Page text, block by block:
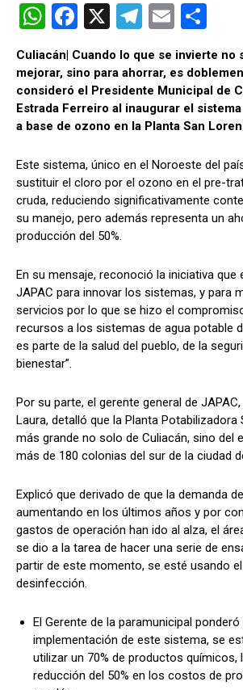
W
h
at
s
A
p
F
a
ce
b
o
k
X
T
e
gr
a
E
m
ail m
p
ar
Culiacán| Cuando lo que se invierte no
mejorar, sino para ahorrar, es
consideró el Presidente Municipal de
Estrada Ferreiro al inaugurar el
a base de ozono en la Planta San
Este sistema, único en el Noroeste del
sustituir el cloro por el ozono en el pre-
cruda, reduciendo significativamente
su manejo, pero además representa un
producción del 50%.
En su mensaje, reconoció la iniciativa que
JAPAC para innovar los sistemas, y para
servicios por lo que se hizo el
recursos a los sistemas de agua potable
es parte de la salud del pueblo, de la
bienestar”.
Por su parte, el gerente general de
Laura, detalló que la Planta Potabilizadora
más grande no solo de Culiacán, sino del
más de 180 colonias del sur de la ciudad
Explicó que derivado de que la demanda
aumentando en los últimos años y por
gastos de operación han ido al alza, el
se dio a la tarea de hacer una serie de
partir de este momento, se esté usando
desinfección.
El Gerente de la paramunicipal
implementación de este sistema, se
utilizar un 70% de productos químicos,
reducción del 50% en los costos de